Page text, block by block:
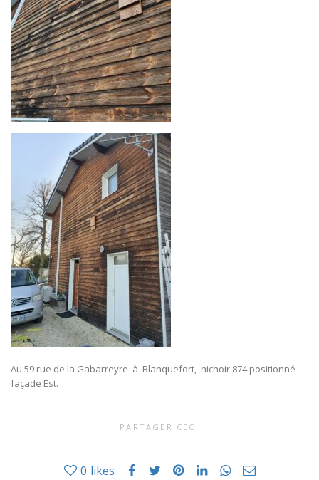
Au 59 rue de la Gabarreyre à Blanquefort, nichoir 874 positionné
façade Est.
PARTAGER CECI
0 likes